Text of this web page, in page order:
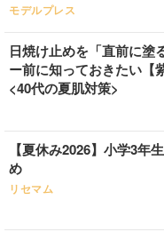
モデルプレス
日焼け止めを「直前に塗
ー前に知っておきたい【
<40代の夏肌対策>
【夏休み2026】小学3年
め
リセマム